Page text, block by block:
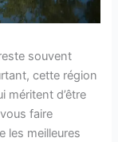
souvent
cette région
méritent d’être
faire
les meilleures